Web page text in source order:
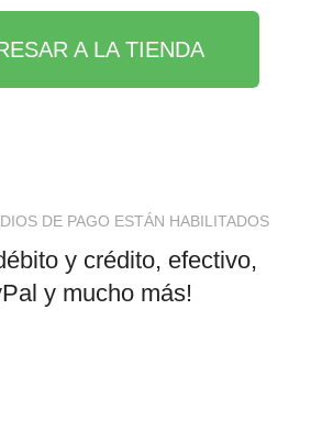
A LA TIENDA
DE PAGO ESTÁN HABILITADOS
y crédito, efectivo,
y mucho más!